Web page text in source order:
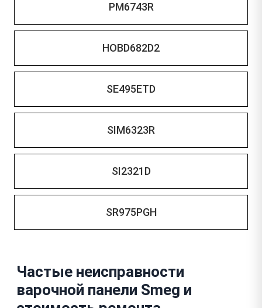
PM6743R
HOBD682D2
SE495ETD
SIM6323R
SI2321D
SR975PGH
Частые неисправности
варочной панели Smeg и